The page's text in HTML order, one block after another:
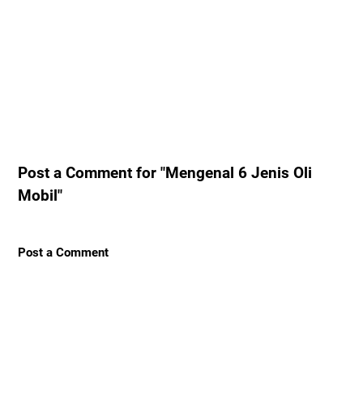
Post a Comment for "Mengenal 6 Jenis Oli
Mobil"
Post a Comment